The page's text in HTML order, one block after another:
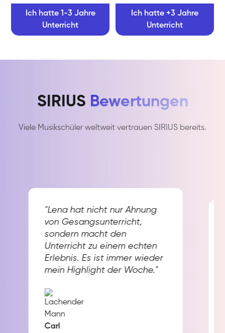
Ich hatte 1-3 Jahre
Unterricht
Ich hatte +3 Jahre
Unterricht
SIRIUS Bewertungen
Viele Musikschüler weltweit vertrauen SIRIUS bereits.
"Lena hat nicht nur Ahnung
von Gesangsunterricht,
sondern macht den
Unterricht zu einem echten
Erlebnis. Es ist immer wieder
mein Highlight der Woche."
Carl